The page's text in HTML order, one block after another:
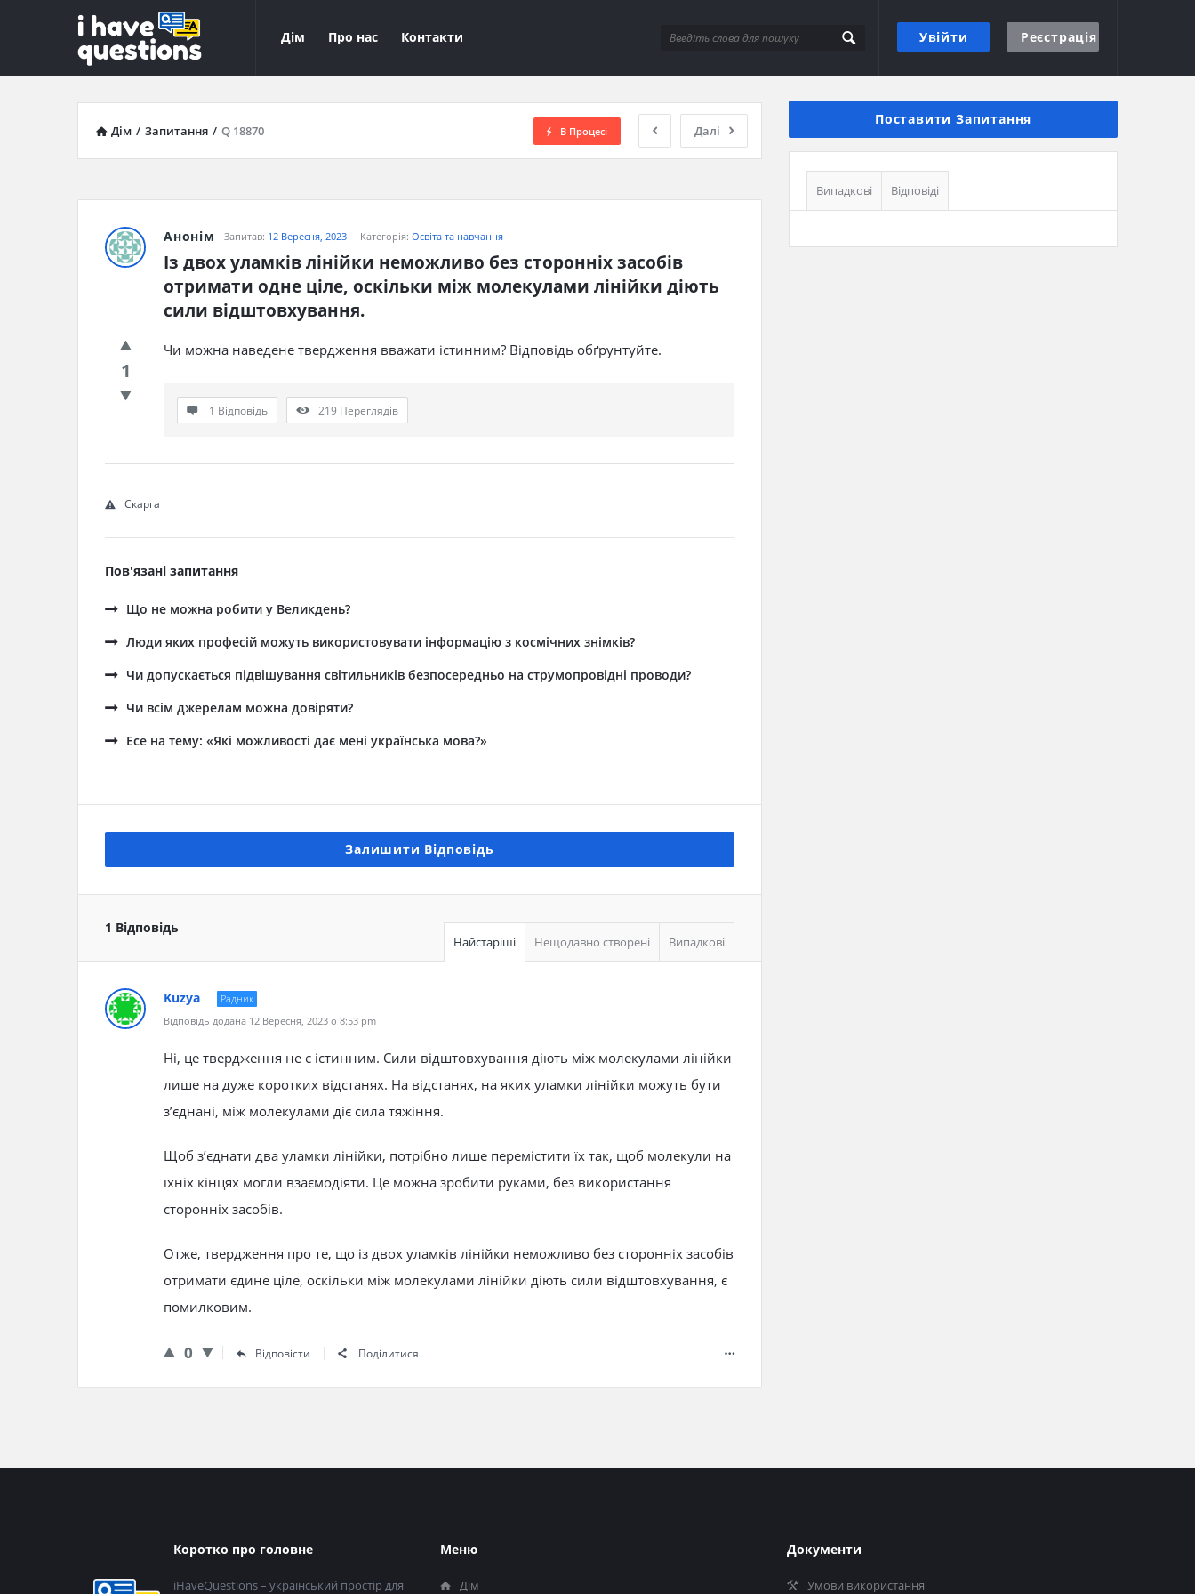
Увійти Реєстрація
iHaveQuestions
Навігація
Дім Про нас Контакти
Дім / Запитання / Q 18870 Далі
В Процесі
Анонім Запитав: 12 Вересня, 2023 Категорія: Освіта та навчання
Iз двох уламкiв лiнiйки неможливо без стороннiх засобiв
отримати одне цiле, оскiльки мiж молекулами лiнiйки дiють
сили вiдштовхування​.
1
Чи можна наведене твердження вважати істинним? Відповідь обґрунтуйте.
1 Відповідь 219 Переглядів
Скарга
Пов'язані запитання
Що не можна робити у Великдень?
Люди яких професій можуть використовувати інформацію з космічних знімків?
Чи допускається підвішування світильників безпосередньо на струмопровідні проводи?
Чи всім джерелам можна довіряти?
Есе на тему: «Які можливості дає мені українська мова?»
Залишити Відповідь
1 Відповідь
Найстаріші Нещодавно створені Випадкові
Kuzya
Радник
Відповідь додана 12 Вересня, 2023 о 8:53 pm
Ні, це твердження не є істинним. Сили відштовхування діють між молекулами лінійки
лише на дуже коротких відстанях. На відстанях, на яких уламки лінійки можуть бути
з’єднані, між молекулами діє сила тяжіння.
Щоб з’єднати два уламки лінійки, потрібно лише перемістити їх так, щоб молекули на
їхніх кінцях могли взаємодіяти. Це можна зробити руками, без використання
сторонніх засобів.
Отже, твердження про те, що із двох уламків лінійки неможливо без сторонніх засобів
отримати єдине ціле, оскільки між молекулами лінійки діють сили відштовхування, є
помилковим.
0 Відповісти Поділитися
Поставити Запитання
Випадкові Відповіді
колонтитул
Коротко про головне
iHaveQuestions – український простір для
Меню
Дім
Документи
Умови використання